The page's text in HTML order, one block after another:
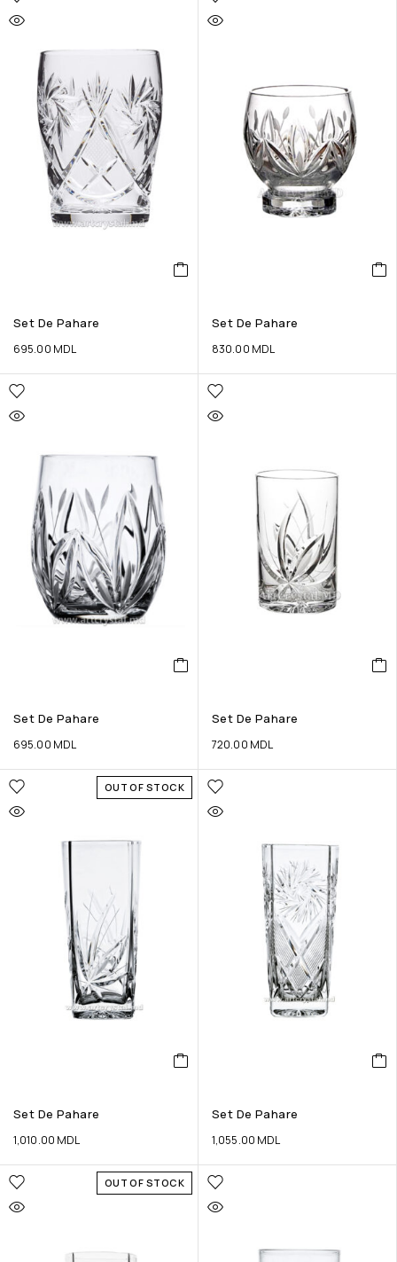
Set De Pahare
695.00 MDL
Set De Pahare
830.00 MDL
Set De Pahare
695.00 MDL
Set De Pahare
720.00 MDL
OUT OF STOCK
Set De Pahare
1,010.00 MDL
Set De Pahare
1,055.00 MDL
OUT OF STOCK